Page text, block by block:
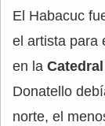
El Habacuc
el artista para
en la
Donatello
norte, el